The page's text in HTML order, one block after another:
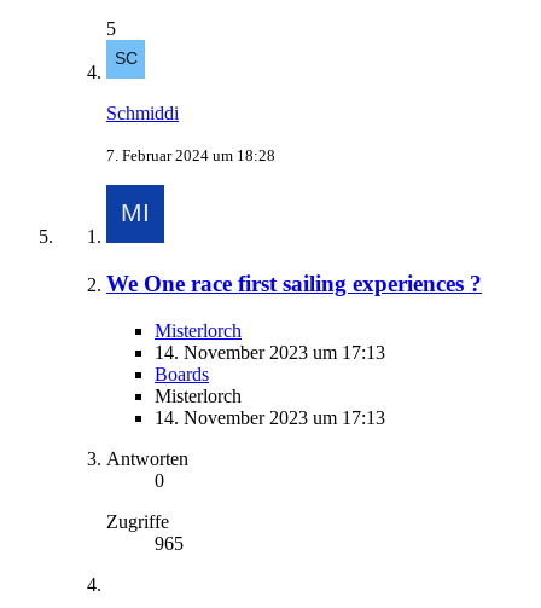
5
Schmiddi
7. Februar 2024 um 18:28
We One race first sailing experiences ?
Misterlorch
14. November 2023 um 17:13
Boards
Misterlorch
14. November 2023 um 17:13
Antworten
0
Zugriffe
965